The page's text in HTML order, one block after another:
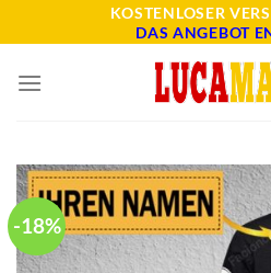
to
KOSTENLOSER
DAS ANGEBOT
-18%